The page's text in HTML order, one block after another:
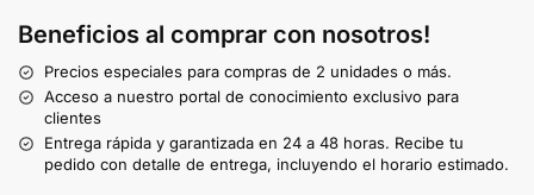
Beneficios al comprar con nosotros!
Precios especiales para compras de 2 unidades o más.
Acceso a nuestro portal de conocimiento exclusivo para
clientes
Entrega rápida y garantizada en 24 a 48 horas. Recibe tu
pedido con detalle de entrega, incluyendo el horario estimado.